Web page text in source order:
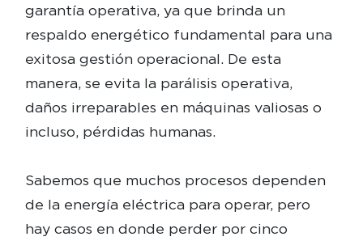
garantía operativa, ya que brinda un
respaldo energético fundamental para una
exitosa gestión operacional. De esta
manera, se evita la parálisis operativa,
daños irreparables en máquinas valiosas o
incluso, pérdidas humanas.
Sabemos que muchos procesos dependen
de la energía eléctrica para operar, pero
hay casos en donde perder por cinco